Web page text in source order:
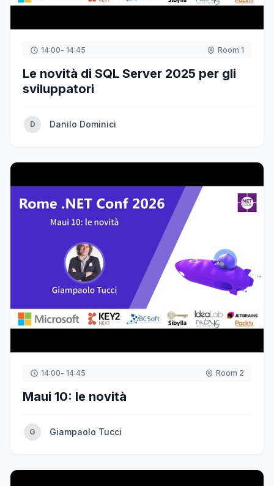
14:00- 14:45 Room 1
Le novità di SQL Server 2025 per gli
sviluppatori
D Danilo Dominici
14:00- 14:45 Room 2
Maui 10: le novità
G Giampaolo Tucci